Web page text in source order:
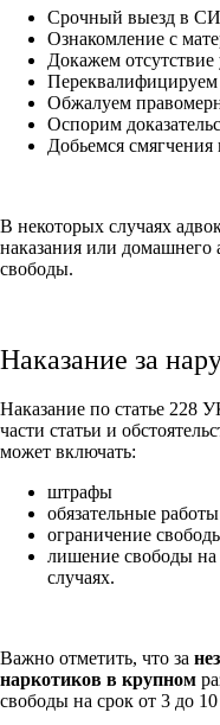
Срочный выезд в
Ознакомление с
Докажем
Обжалуем
Оспорим
Добьемся смягчения
В некоторых случаях
наказания или домашнего
свободы.
Наказание за
Наказание по статье 228
части статьи и
может включать:
штрафы
обязательные работы
ограничение
лишение свободы на
случаях.
Важно отметить, что за
наркотиков в крупном
свободы на срок от 3 до